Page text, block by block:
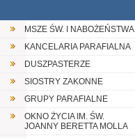
MSZE ŚW. I NABOŻEŃSTWA
KANCELARIA PARAFIALNA
DUSZPASTERZE
SIOSTRY ZAKONNE
GRUPY PARAFIALNE
OKNO ŻYCIA IM. ŚW.
JOANNY BERETTA MOLLA